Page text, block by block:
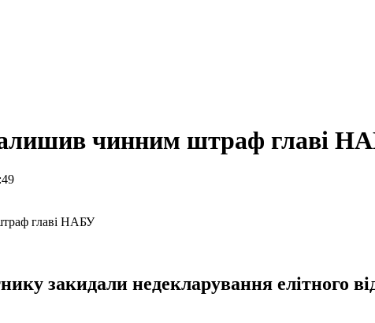
чинним штраф главі
закидали недекларування елітного